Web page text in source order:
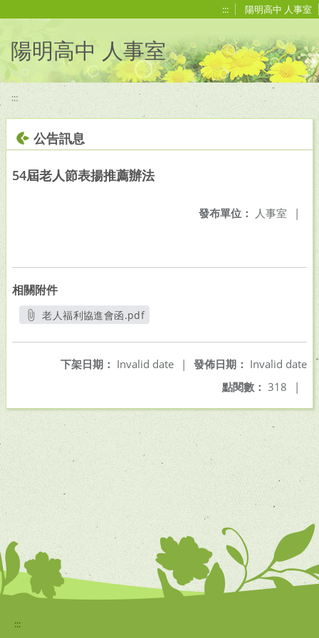
::: 陽明高中 人事室
陽明高中 人事室
:::
公告訊息
54屆老人節表揚推薦辦法
發布單位： 人事室 |
相關附件
老人福利協進會函.pdf
發佈日期： Invalid date
下架日期： Invalid date
|
點閱數： 318 |
:::